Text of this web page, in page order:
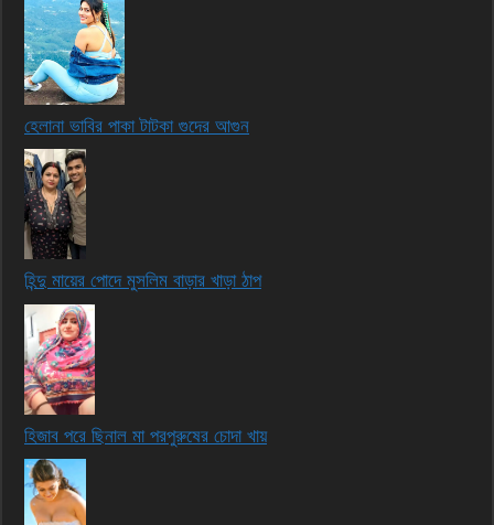
হেলানা ভাবির পাকা টাটকা গুদের আগুন
হিন্দু মায়ের পোদে মুসলিম বাড়ার খাড়া ঠাপ
হিজাব পরে ছিনাল মা পরপুরুষের চোদা খায়